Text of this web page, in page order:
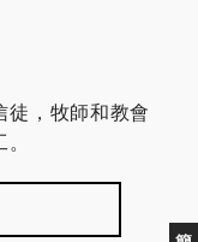
徒，牧師和教會